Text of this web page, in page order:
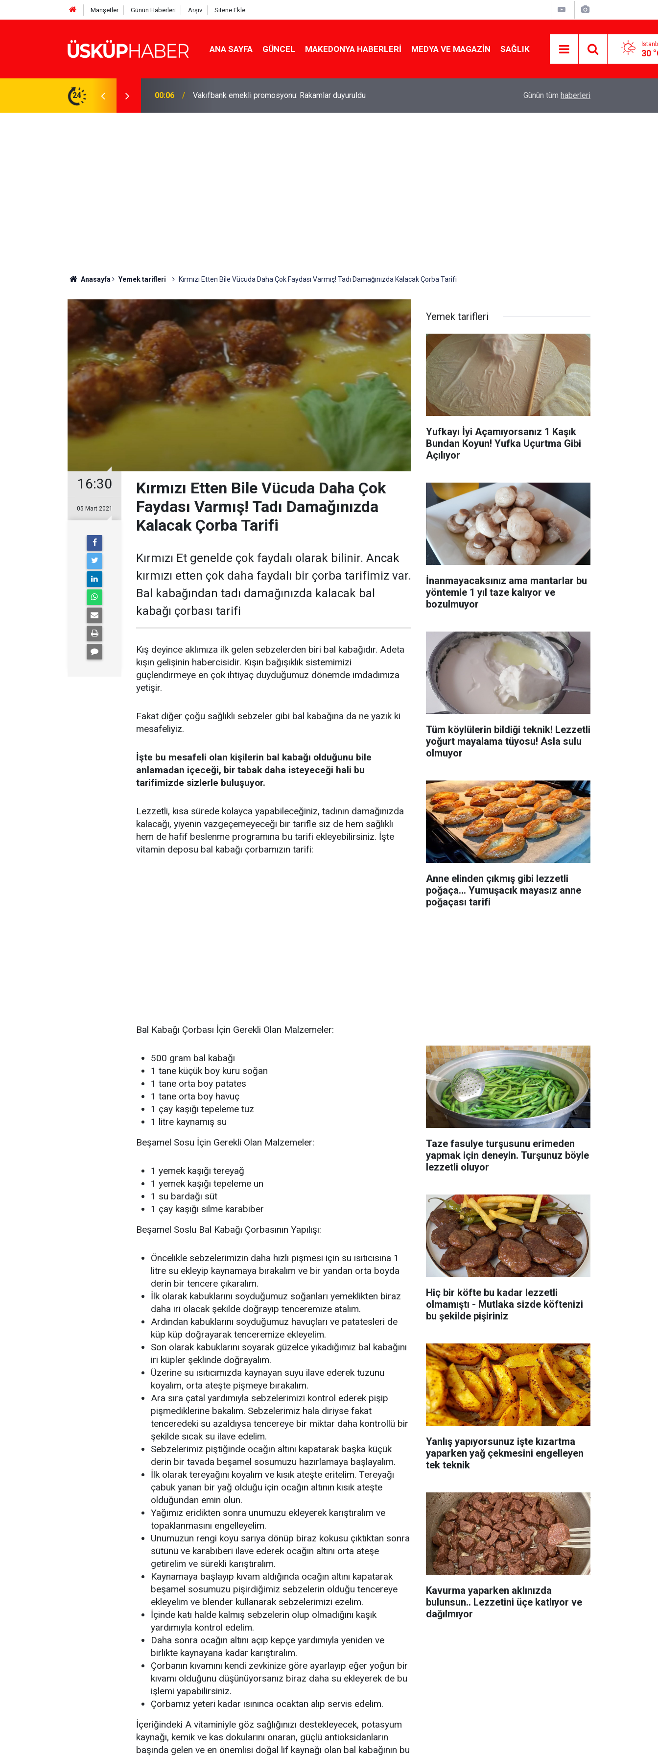
Manşetler Günün Haberleri Arşiv Sitene Ekle
ANA SAYFA GÜNCEL MAKEDONYA HABERLERI MEDYA VE MAGAZIN SAĞLIK 30
24 19:21 Gözde oldu! Hem köy hem mahalle hayatı iç içe! İzmir'deki doğal semt
yapmanın sırrı
Günün tüm haberleri
Anasayfa Yemek tarifleri Kırmızı Etten Bile Vücuda Daha Çok Faydası Varmış! Tadı Damağınızda Kalacak Çorba Tarifi
16:30
05 Mart 2021
Kırmızı Etten Bile Vücuda Daha Çok
Faydası Varmış! Tadı Damağınızda
Kalacak Çorba Tarifi
Kırmızı Et genelde çok faydalı olarak bilinir. Ancak
kırmızı etten çok daha faydalı bir çorba tarifimiz var.
Bal kabağından tadı damağınızda kalacak bal
kabağı çorbası tarifi
Kış deyince aklımıza ilk gelen sebzelerden biri bal kabağıdır. Adeta
kışın gelişinin habercisidir. Kışın bağışıklık sistemimizi
güçlendirmeye en çok ihtiyaç duyduğumuz dönemde imdadımıza
yetişir.
Fakat diğer çoğu sağlıklı sebzeler gibi bal kabağına da ne yazık ki
mesafeliyiz.
İşte bu mesafeli olan kişilerin bal kabağı olduğunu bile
anlamadan içeceği, bir tabak daha isteyeceği hali bu
tarifimizde sizlerle buluşuyor.
Lezzetli, kısa sürede kolayca yapabileceğiniz, tadının damağınızda
kalacağı, yiyenin vazgeçemeyeceği bir tarifle siz de hem sağlıklı
hem de hafif beslenme programına bu tarifi ekleyebilirsiniz. İşte
vitamin deposu bal kabağı çorbamızın tarifi:
Bal Kabağı Çorbası İçin Gerekli Olan Malzemeler:
500 gram bal kabağı
1 tane küçük boy kuru soğan
1 tane orta boy patates
1 tane orta boy havuç
1 çay kaşığı tepeleme tuz
1 litre kaynamış su
Beşamel Sosu İçin Gerekli Olan Malzemeler:
1 yemek kaşığı tereyağ
1 yemek kaşığı tepeleme un
1 su bardağı süt
1 çay kaşığı silme karabiber
Beşamel Soslu Bal Kabağı Çorbasının Yapılışı:
Öncelikle sebzelerimizin daha hızlı pişmesi için su ısıtıcısına 1
litre su ekleyip kaynamaya bırakalım ve bir yandan orta boyda
derin bir tencere çıkaralım.
İlk olarak kabuklarını soyduğumuz soğanları yemeklikten biraz
daha iri olacak şekilde doğrayıp tenceremize atalım.
Ardından kabuklarını soyduğumuz havuçları ve patatesleri de
küp küp doğrayarak tenceremize ekleyelim.
Son olarak kabuklarını soyarak güzelce yıkadığımız bal kabağını
iri küpler şeklinde doğrayalım.
Üzerine su ısıtıcımızda kaynayan suyu ilave ederek tuzunu
koyalım, orta ateşte pişmeye bırakalım.
Ara sıra çatal yardımıyla sebzelerimizi kontrol ederek pişip
pişmediklerine bakalım. Sebzelerimiz hala diriyse fakat
tenceredeki su azaldıysa tencereye bir miktar daha kontrollü bir
şekilde sıcak su ilave edelim.
Sebzelerimiz piştiğinde ocağın altını kapatarak başka küçük
derin bir tavada beşamel sosumuzu hazırlamaya başlayalım.
İlk olarak tereyağını koyalım ve kısık ateşte eritelim. Tereyağı
çabuk yanan bir yağ olduğu için ocağın altının kısık ateşte
olduğundan emin olun.
Yağımız eridikten sonra unumuzu ekleyerek karıştıralım ve
topaklanmasını engelleyelim.
Unumuzun rengi koyu sarıya dönüp biraz kokusu çıktıktan sonra
sütünü ve karabiberi ilave ederek ocağın altını orta ateşe
getirelim ve sürekli karıştıralım.
Kaynamaya başlayıp kıvam aldığında ocağın altını kapatarak
beşamel sosumuzu pişirdiğimiz sebzelerin olduğu tencereye
ekleyelim ve blender kullanarak sebzelerimizi ezelim.
İçinde katı halde kalmış sebzelerin olup olmadığını kaşık
yardımıyla kontrol edelim.
Daha sonra ocağın altını açıp kepçe yardımıyla yeniden ve
birlikte kaynayana kadar karıştıralım.
Çorbanın kıvamını kendi zevkinize göre ayarlayıp eğer yoğun bir
kıvamı olduğunu düşünüyorsanız biraz daha su ekleyerek de bu
işlemi yapabilirsiniz.
Çorbamız yeteri kadar ısınınca ocaktan alıp servis edelim.
İçeriğindeki A vitaminiyle göz sağlığınızı destekleyecek, potasyum
kaynağı, kemik ve kas dokularını onaran, güçlü antioksidanların
başında gelen ve en önemlisi doğal lif kaynağı olan bal kabağının bu
Yemek tarifleri
Yufkayı İyi Açamıyorsanız 1 Kaşık
Bundan Koyun! Yufka Uçurtma Gibi
Açılıyor
İnanmayacaksınız ama mantarlar bu
yöntemle 1 yıl taze kalıyor ve
bozulmuyor
Tüm köylülerin bildiği teknik! Lezzetli
yoğurt mayalama tüyosu! Asla sulu
olmuyor
Anne elinden çıkmış gibi lezzetli
poğaça... Yumuşacık mayasız anne
poğaçası tarifi
Taze fasulye turşusunu erimeden
yapmak için deneyin. Turşunuz böyle
lezzetli oluyor
Hiç bir köfte bu kadar lezzetli
olmamıştı - Mutlaka sizde köftenizi
bu şekilde pişiriniz
Yanlış yapıyorsunuz işte kızartma
yaparken yağ çekmesini engelleyen
tek teknik
Kavurma yaparken aklınızda
bulunsun.. Lezzetini üçe katlıyor ve
dağılmıyor